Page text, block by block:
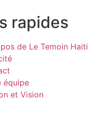
rapides
de Le Temoin Haiti
équipe
et Vision